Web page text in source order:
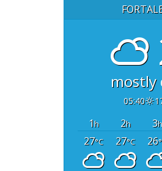
mostly
05:40
1h 2h 3h
27°C 27°C 26